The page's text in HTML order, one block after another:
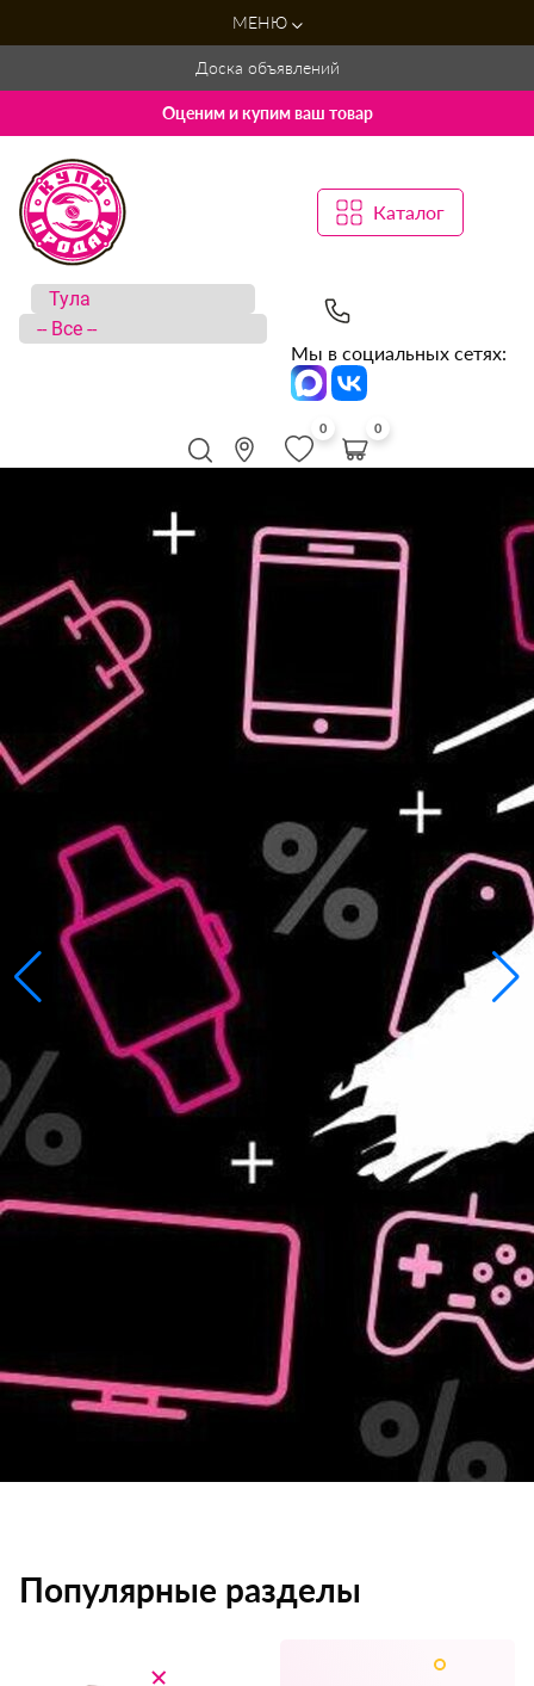
МЕНЮ
Доска объявлений
Оценим и купим ваш товар
Каталог
Мы в социальных сетях:
0 0
Популярные разделы